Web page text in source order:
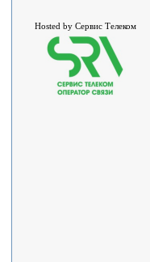
Hosted by Сервис Телеком